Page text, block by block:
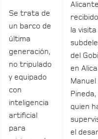
Se trata de
un barco de
última
generación,
no tripulado
y equipado
con
inteligencia
artificial
para
la
del
en
Manuel
Pineda,
quien
el